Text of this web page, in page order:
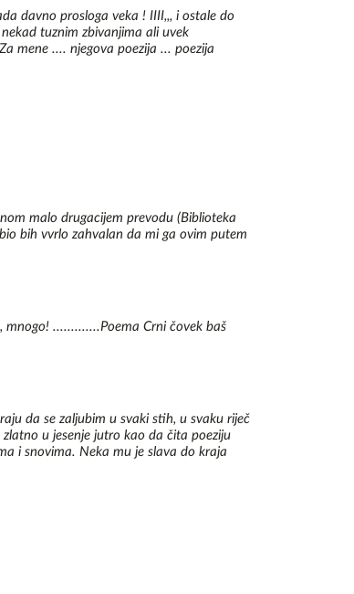
sobi lenjingradskog hotela „Angleter“ (Angleterre).
ubistvo po nalogu agenata zvanične vlasti. Imao je
ubila se na Jesenjinovom grobu godinu dana
davno prosloga veka ! IIII,,, i ostale do
tuznim zbivanjima ali uvek
mene .... njegova poezija ... poezija
malo drugacijem prevodu (Biblioteka
bih vvrlo zahvalan da mi ga ovim putem
.............Poema Crni čovek baš
da se zaljubim u svaki stih, u svaku riječ
u jesenje jutro kao da čita poeziju
i snovima. Neka mu je slava do kraja